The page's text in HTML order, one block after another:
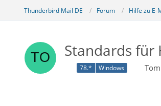
Thunderbird Mail DE Forum Hilfe zu E-
Standards für
78.* Windows